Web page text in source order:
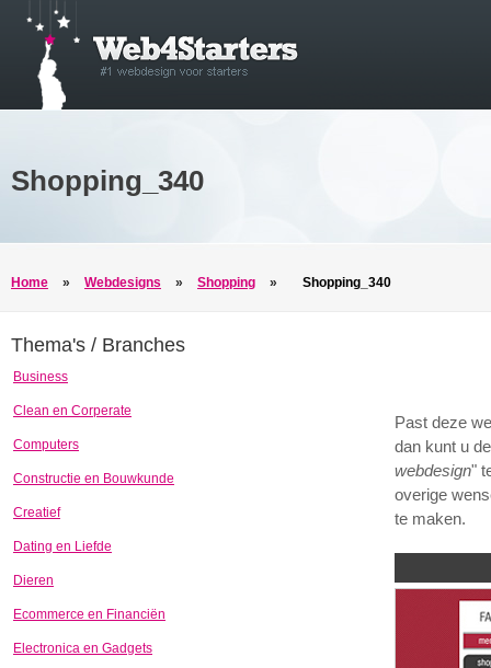
Shopping_340
Home » Webdesigns » Shopping » Shopping_340
Thema's / Branches
Business
Clean en Corperate
Computers
Constructie en Bouwkunde
Creatief
Dating en Liefde
Dieren
Ecommerce en Financiën
Electronica en Gadgets
Past deze
dan kunt u
webdesign"
overige
te maken.